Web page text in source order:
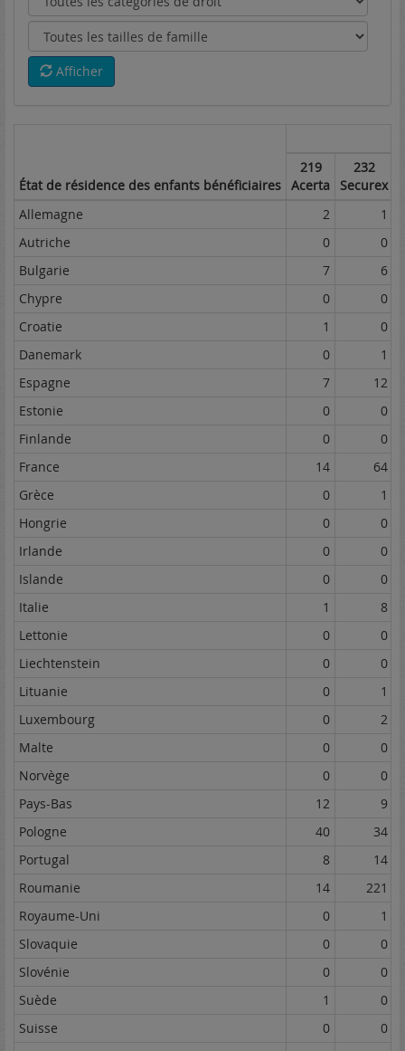
Afficher
État de résidence des enfants bénéficiaires
219
Acerta
232
Securex
Allemagne
2
1
Autriche
0
0
Bulgarie
7
6
Chypre
0
0
Croatie
1
0
Danemark
0
1
Espagne
7
12
Estonie
0
0
Finlande
0
0
France
14
64
Grèce
0
1
Hongrie
0
0
Irlande
0
0
Islande
0
0
Italie
1
8
Lettonie
0
0
Liechtenstein
0
0
Lituanie
0
1
Luxembourg
0
2
Malte
0
0
Norvège
0
0
Pays-Bas
12
9
Pologne
40
34
Portugal
8
14
Roumanie
14
221
Royaume-Uni
0
1
Slovaquie
0
0
Slovénie
0
0
Suède
1
0
Suisse
0
0